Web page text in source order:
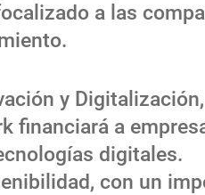
a las
y
financiará a
digitales.
con un